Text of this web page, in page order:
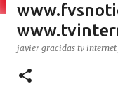
javier gracidas tv internet